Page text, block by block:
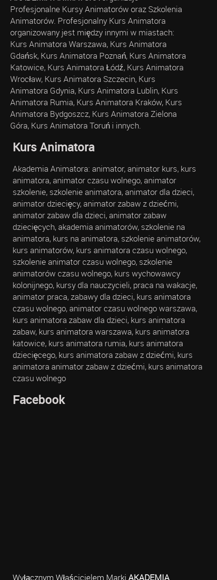
Profesjonalne Kursy Animatorów oraz Szkolenia
Animatorów. Profesjonalny Kurs Animatora
organizowany jest między innymi w miastach:
Kurs Animatora Warszawa, Kurs Animatora
Gdańsk, Kurs Animatora Poznań, Kurs Animatora
Katowice, Kurs Animatora Łódź, Kurs Animatora
Wrocław, Kurs Animatora Szczecin, Kurs
Animatora Gdynia, Kurs Animatora Lublin, Kurs
Animatora Rumia, Kurs Animatora Kraków, Kurs
Animatora Bydgoszcz, Kurs Animatora Zielona
Góra, Kurs Animatora Toruń i innych.
Kurs Animatora
Akademia Animatora: animator, animator kurs, kurs
animatora, animator czasu wolnego, animator
szkolenie, szkolenie animatora, animator dla dzieci,
animator dziecięcy, animator zabaw z dziećmi,
animator zabaw dla dzieci, animator zabaw
dziecięcych, akademia animatorów, szkolenie na
animatora, kurs na animatora, szkolenie animatorów,
kurs animatorów, kurs animatora czasu wolnego,
szkolenie animator czasu wolnego, szkolenie
animatorów czasu wolnego, kurs wychowawcy
kolonijnego, kursy dla nauczycieli, praca na wakacje,
animator praca, zabawy dla dzieci, kurs animatora
czasu wolnego, animator czasu wolnego warszawa,
kurs animatora zabaw dla dzieci, kurs animatora
zabaw, kurs animatora warszawa, kurs animatora
katowice, kurs animatora rumia, kurs animatora
dziecięcego, kurs animatora zabaw z dziećmi, kurs
animatora animator zabaw z dziećmi, kurs animatora
czasu wolnego
Facebook
Wyłącznym Właścicielem Marki AKADEMIA